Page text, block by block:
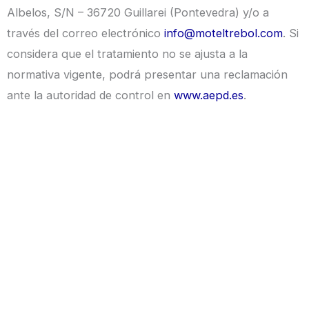
Albelos, S/N – 36720 Guillarei (Pontevedra) y/o a
través del correo electrónico info@moteltrebol.com. Si
considera que el tratamiento no se ajusta a la
normativa vigente, podrá presentar una reclamación
ante la autoridad de control en www.aepd.es.